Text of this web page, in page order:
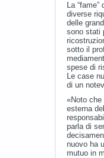
La
diverse
delle
sono stati
sotto il
spese di
Le case
di un
«Noto
esterna
parla di
nuovo ha
mutuo in